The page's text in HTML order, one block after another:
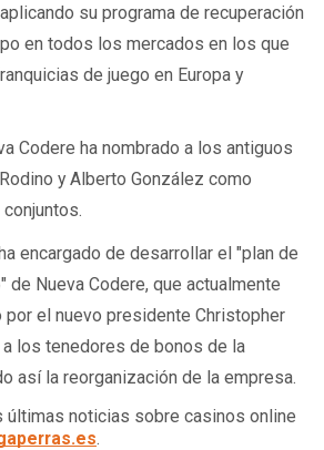
su programa de recuperación
en todos los mercados en los que
de juego en Europa y
Codere ha nombrado a los antiguos
y Alberto González como
encargado de desarrollar el "plan de
Nueva Codere, que actualmente
el nuevo presidente Christopher
los tenedores de bonos de la
así la reorganización de la empresa.
últimas noticias sobre casinos online
.